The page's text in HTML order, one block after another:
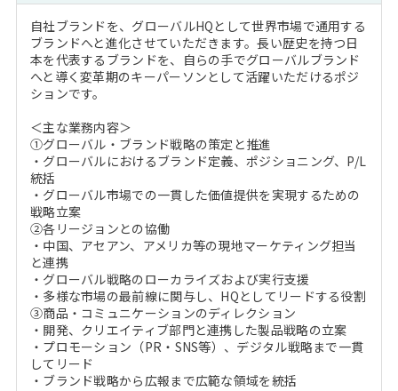
MBAを生かす求人特集
年齢と年収の相関図
MBA NETWORKING
自社ブランドを、グローバルHQとして世界市場で通用する
ブランドへと進化させていただきます。長い歴史を持つ日
本を代表するブランドを、自らの手でグローバルブランド
へと導く変革期のキーパーソンとして活躍いただけるポジ
ションです。
＜主な業務内容＞
①グローバル・ブランド戦略の策定と推進
・グローバルにおけるブランド定義、ポジショニング、P/L
統括
・グローバル市場での一貫した価値提供を実現するための
戦略立案
②各リージョンとの協働
・中国、アセアン、アメリカ等の現地マーケティング担当
と連携
・グローバル戦略のローカライズおよび実行支援
・多様な市場の最前線に関与し、HQとしてリードする役割
③商品・コミュニケーションのディレクション
・開発、クリエイティブ部門と連携した製品戦略の立案
・プロモーション（PR・SNS等）、デジタル戦略まで一貫
してリード
・ブランド戦略から広報まで広範な領域を統括